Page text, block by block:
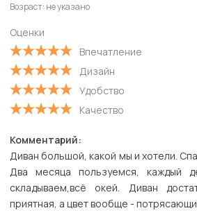
Возраст: не указано
Оценки
Впечатление
Дизайн
Удобство
Качество
Комментарий:
Диван большой, какой мы и хотели.
Два месяца пользуемся, каждый
складываем,всё окей. Диван
приятная, а цвет вообще -